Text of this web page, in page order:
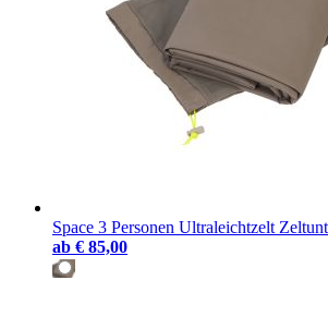
Space 3 Personen Ultraleichtzelt
ab € 85,00